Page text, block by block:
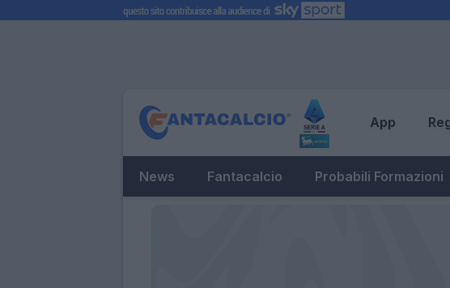
App
News Fantacalcio Probabili Formazioni